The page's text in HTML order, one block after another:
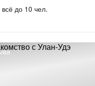
до 10 чел.